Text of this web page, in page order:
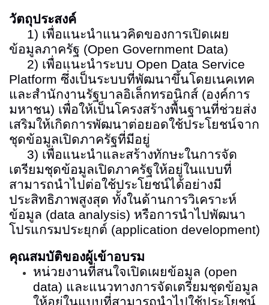
วัตถุประสงค์
1) เพื่อแนะนำแนวคิดของการเปิดเผย
ข้อมูลภาครัฐ (Open Government Data)
2) เพื่อแนะนำระบบ Open Data Service
Platform ซึ่งเป็นระบบที่พัฒนาขึ้นโดยเนคเทค
และสำนักงานรัฐบาลอิเล็กทรอนิกส์ (องค์การ
มหาชน) เพื่อให้เป็นโครงสร้างพื้นฐานที่ช่วยส่ง
เสริมให้เกิดการพัฒนาต่อยอดใช้ประโยชน์จาก
ชุดข้อมูลเปิดภาครัฐที่มีอยู่
3) เพื่อแนะนำและสร้างทักษะในการจัด
เตรียมชุดข้อมูลเปิดภาครัฐให้อยู่ในแบบที่
สามารถนำไปต่อใช้ประโยชน์ได้อย่างมี
ประสิทธิภาพสูงสุด ทั้งในด้านการวิเคราะห์
ข้อมูล (data analysis) หรือการนำไปพัฒนา
โปรแกรมประยุกต์ (application development)
คุณสมบัติของผู้เข้าอบรม
หน่วยงานที่สนใจเปิดเผยข้อมูล (open
data) และแนวทางการจัดเตรียมชุดข้อมูล
ให้อยู่ในแบบที่สามารถนำไปใช้ประโยชน์